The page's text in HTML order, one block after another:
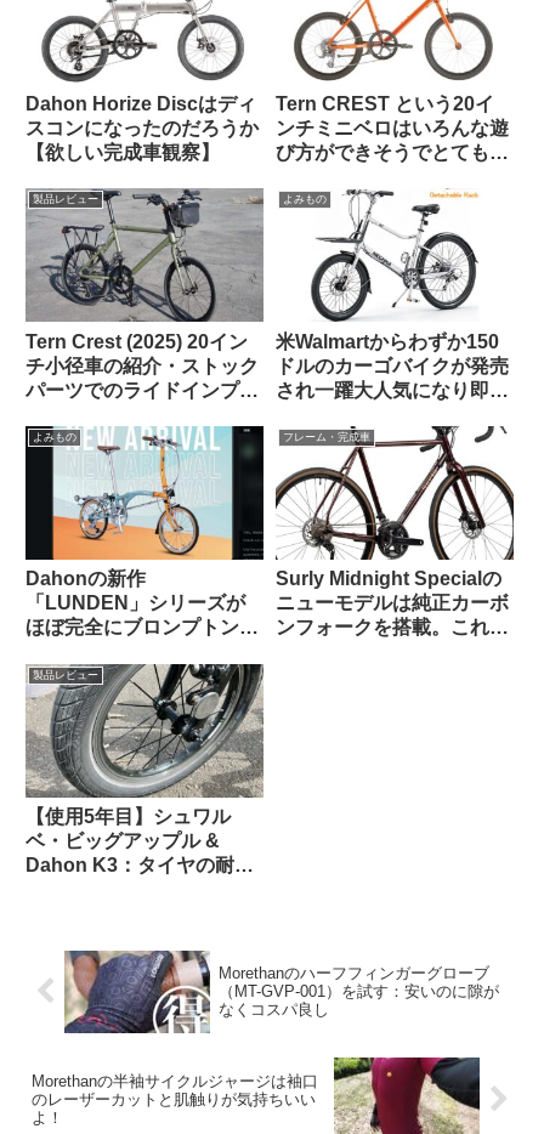
Dahon Horize Discはディ
スコンになったのだろうか
【欲しい完成車観察】
Tern CREST という20イ
ンチミニベロはいろんな遊
び方ができそうでとても気
察】
製品レビュー
Tern Crest (2025) 20イン
チ小径車の紹介・ストック
パーツでのライドインプレ
い上質なミニベロ】
よみもの
米Walmartからわずか150
ドルのカーゴバイクが発売
され一躍大人気になり即日
よみもの
Dahonの新作
「LUNDEN」シリーズが
ほぼ完全にブロンプトンな
【Brompton vs.
Brompnot 最終戦争へ】
フレーム・完成車
Surly Midnight Specialの
ニューモデルは純正カーボ
ンフォークを搭載。これで
製品レビュー
【使用5年目】シュワル
ベ・ビッグアップル &
Dahon K3：タイヤの耐久
Morethanのハーフフィンガーグローブ
（MT-GVP-001）を試す：安いのに隙が
なくコスパ良し
Morethanの半袖サイクルジャージは袖口
のレーザーカットと肌触りが気持ちいい
よ！